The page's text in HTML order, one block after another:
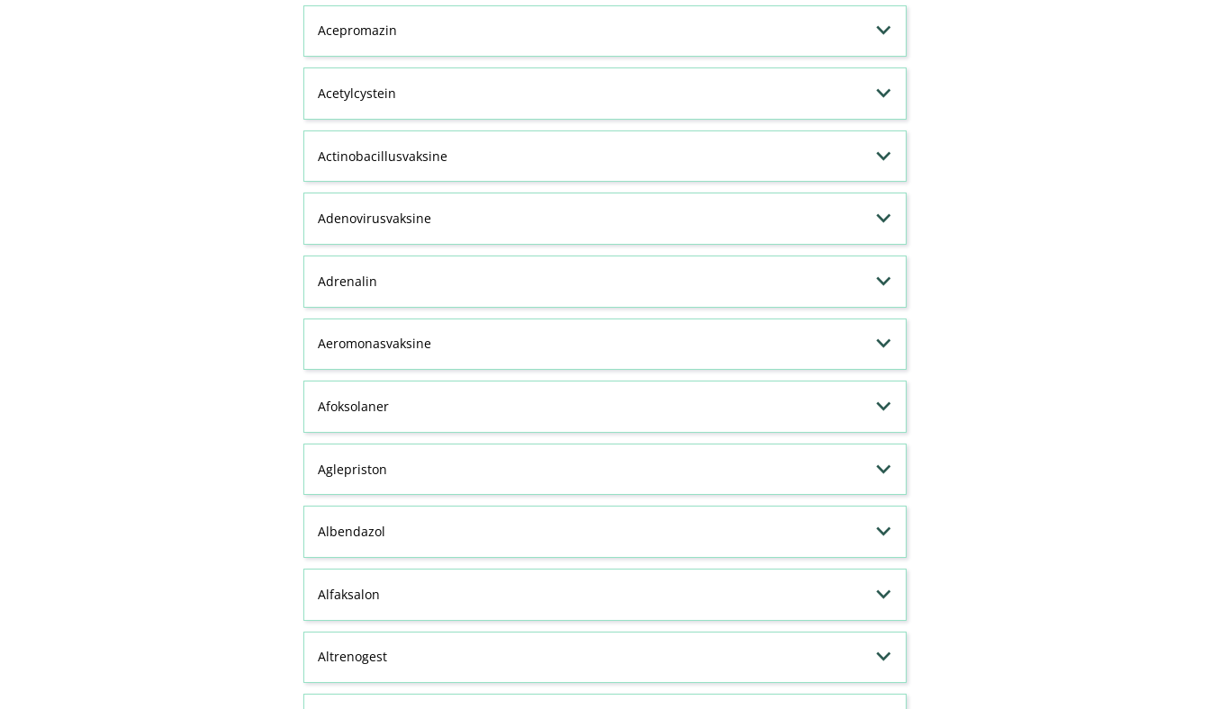
Acepromazin
Acetylcystein
Actinobacillusvaksine
Adenovirusvaksine
Adrenalin
Aeromonasvaksine
Afoksolaner
Aglepriston
Albendazol
Alfaksalon
Altrenogest